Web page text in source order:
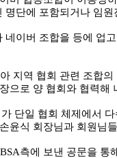
명단에 포함되거나 임
네이버 조합을 등에 업
지역 협회 관련 조합
으로 양 협회와 협력해
단일 협회 체제에서
윤식 회장님과 회원님
측에 보낸 공문을